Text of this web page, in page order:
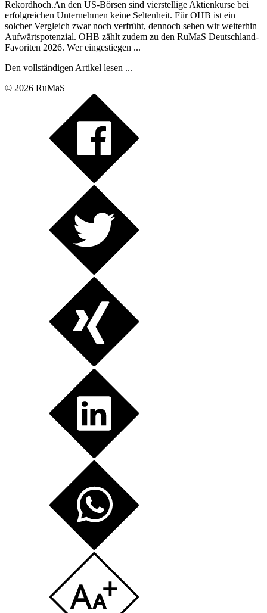
Rekordhoch.An den US-Börsen sind vierstellige Aktienkurse bei
erfolgreichen Unternehmen keine Seltenheit. Für OHB ist ein
solcher Vergleich zwar noch verfrüht, dennoch sehen wir weiterhin
Aufwärtspotenzial. OHB zählt zudem zu den RuMaS Deutschland-
Favoriten 2026. Wer eingestiegen ...
Den vollständigen Artikel lesen ...
© 2026 RuMaS